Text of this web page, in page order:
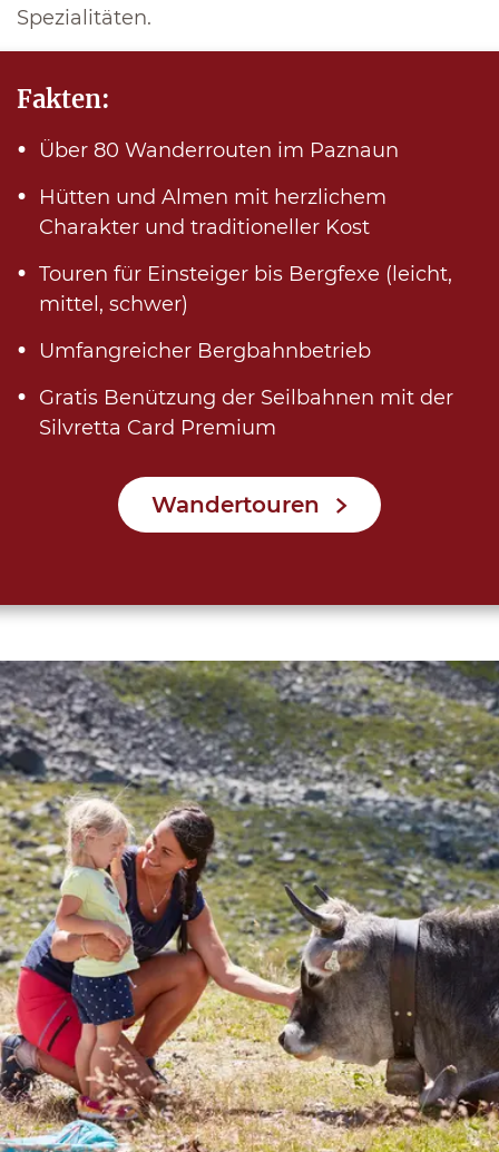
Spezialitäten.
Fakten:
Über 80 Wanderrouten im Paznaun
Hütten und Almen mit herzlichem
Charakter und traditioneller Kost
Touren für Einsteiger bis Bergfexe (leicht,
mittel, schwer)
Umfangreicher Bergbahnbetrieb
Gratis Benützung der Seilbahnen mit der
Silvretta Card Premium
Wandertouren